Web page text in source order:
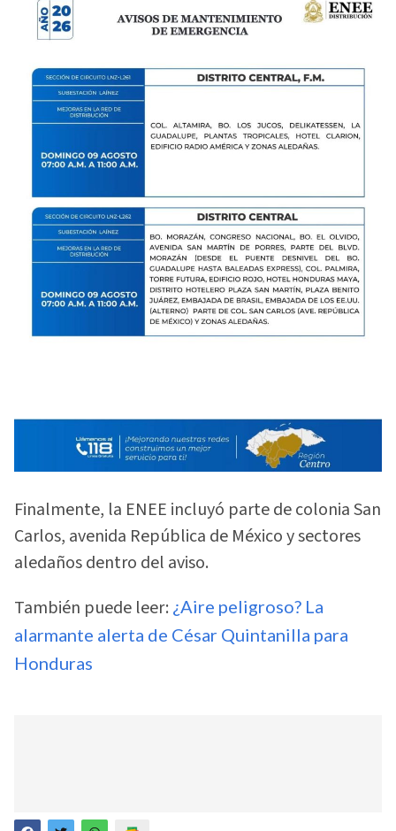
Finalmente, la ENEE incluyó parte de colonia San
Carlos, avenida República de México y sectores
aledaños dentro del aviso.
También puede leer: ¿Aire peligroso? La
alarmante alerta de César Quintanilla para
Honduras